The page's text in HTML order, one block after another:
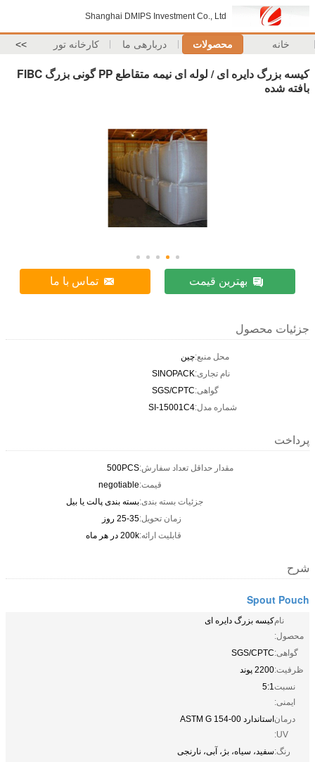
Shanghai DMIPS Investment Co., Ltd
خانه محصولات دربارهی ما کارخانه تور >>
کیسه بزرگ دایره ای / لوله ای نیمه متقاطع PP گونی بزرگ FIBC
بافته شده
بهترین قیمت تماس با ما
جزئیات محصول
محل منبع:چين
نام تجاری:SINOPACK
گواهی:SGS/CPTC
شماره مدل:SI-15001C4
پرداخت
مقدار حداقل تعداد سفارش:500PCS
قیمت:negotiable
جزئیات بسته بندی:بسته بندی پالت یا بیل
زمان تحویل:25-35 روز
قابلیت ارائه:200k در هر ماه
شرح
Spout Pouch
نام
محصول:
کیسه بزرگ دایره ای
گواهی:SGS/CPTC
ظرفیت:2200 پوند
نسبت
ایمنی:
5:1
درمان
UV:
استاندارد ASTM G 154-00
رنگ:سفید، سیاه، بژ، آبی، نارنجی